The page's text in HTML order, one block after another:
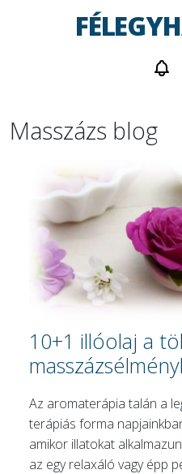
Masszázs blog
10+1 illóolaj a
Az aromaterápia talán a
terápiás forma
amikor illatokat
az egy relaxáló vagy épp